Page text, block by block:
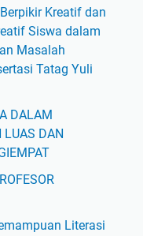
Kreatif dan
Siswa dalam
Masalah
Tatag Yuli
DALAM
LUAS DAN
Literasi